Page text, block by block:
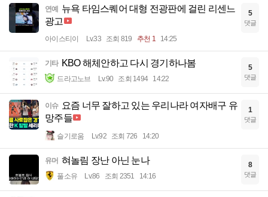
연예
뉴욕 타임스퀘어 대형 전광판에 걸린 리센느
광고
아이스티이 Lv.33 조회 819 추천 1 14:25
5
댓글
기타 KBO 해체안하고 다시 경기하나봄
드라고노브 Lv.90 조회 1494 14:22
5
댓글
이슈 요즘 너무 잘하고 있는 우리나라 여자배구 유
망주들
슬기로움 Lv.92 조회 726 14:20
1
댓글
유머 혀놀림 장난 아닌 눈나
풀소유 Lv.86 조회 2351 14:16
8
댓글